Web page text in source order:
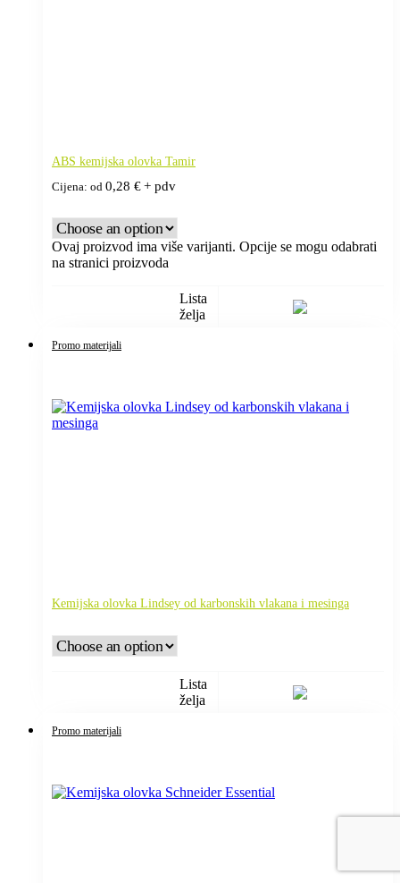
ABS kemijska olovka Tamir
Cijena: od 0,28 €+ pdv
Ovaj proizvod ima više varijanti. Opcije se mogu odabrati
na stranici proizvoda
Lista
želja
Promo materijali
Kemijska olovka Lindsey od karbonskih vlakana i mesinga
Lista
želja
Promo materijali